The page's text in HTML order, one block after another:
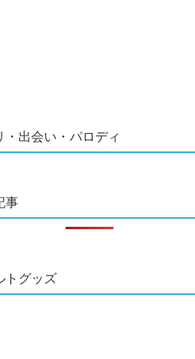
・出会い・パロディ
事
トグッズ